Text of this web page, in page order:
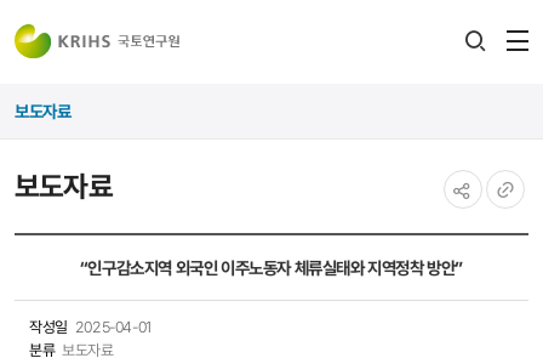
보도자료
보도자료
“인구감소지역 외국인 이주노동자 체류실태와 지역정착 방안”
작성일 2025-04-01
분류 보도자료